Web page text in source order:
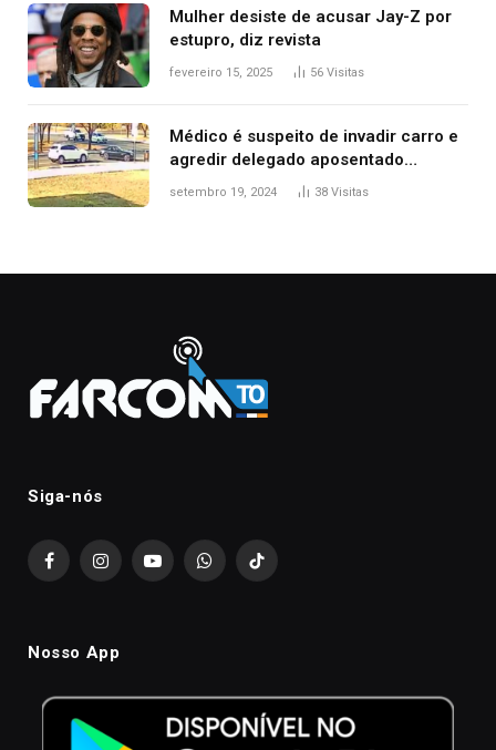
Mulher desiste de acusar Jay-Z por
estupro, diz revista
fevereiro 15, 2025 56 Visitas
Médico é suspeito de invadir carro e
agredir delegado aposentado
durante confusão no trânsito
setembro 19, 2024 38 Visitas
Siga-nós
FacebookInstagramYouTubeWhatsAppTikTok
Nosso App